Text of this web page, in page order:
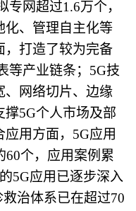
网超过1.6万个，
化、管理自主化等
，打造了较为完备
等产业链条；5G技
、网络切片、边缘
5G个人市场及部
用方面，5G应用
60个，应用案例累
5G应用已逐步深入
治体系已在超过70